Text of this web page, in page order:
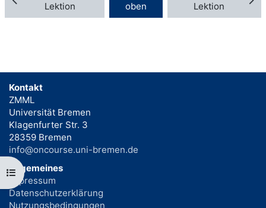
Kursindex öffnen
Lektion
oben
Lektion
Kontakt
ZMML
Universität Bremen
Klagenfurter Str. 3
28359 Bremen
info@oncourse.uni-bremen.de
Allgemeines
Impressum
Datenschutzerklärung
Nutzungsbedingungen